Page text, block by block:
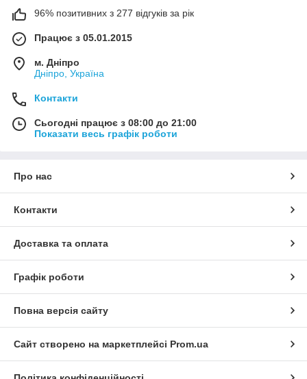
96% позитивних з 277 відгуків за рік
Працює з 05.01.2015
м. Дніпро
Дніпро, Україна
Контакти
Сьогодні працює з 08:00 до 21:00
Показати весь графік роботи
Про нас
Контакти
Доставка та оплата
Графік роботи
Повна версія сайту
Сайт створено на маркетплейсі Prom.ua